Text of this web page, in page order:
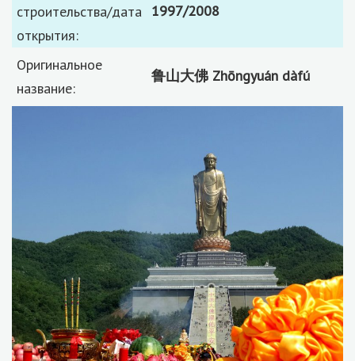
строительства/дата
открытия:
1997/2008
Оригинальное
название:
鲁山大佛 Zhōngyuán dàfú